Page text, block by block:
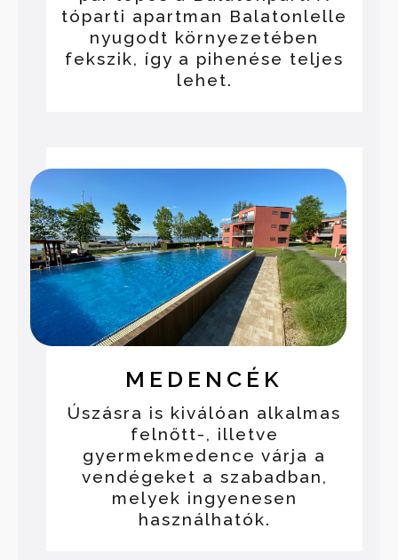
tóparti apartman Balatonlelle
nyugodt környezetében
fekszik, így a pihenése teljes
lehet.
MEDENCÉK
Úszásra is kiválóan alkalmas
felnőtt-, illetve
gyermekmedence várja a
vendégeket a szabadban,
melyek ingyenesen
használhatók.